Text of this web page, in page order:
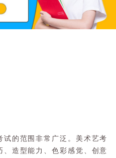
试的范围非常广泛。美术艺考
、造型能力、色彩感觉、创意